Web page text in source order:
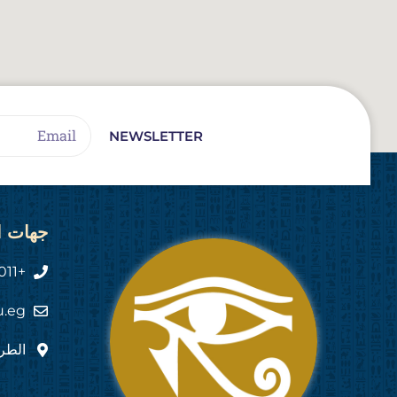
NEWSLETTER
جهات
+2011 444 555 82